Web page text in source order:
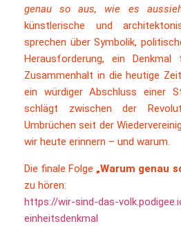
genau so aus, wie es
künstlerische und
sprechen über Symbolik,
Herausforderung, ein
Zusammenhalt in die heutige
ein würdiger Abschluss einer
schlägt zwischen der
Umbrüchen seit der
wir heute erinnern – und warum.
Die finale Folge „Warum genau
zu hören:
https://wir-sind-das-
einheitsdenkmal